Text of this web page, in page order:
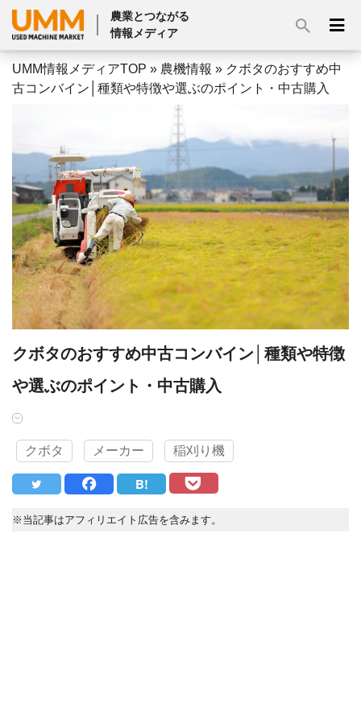
農業とつながる
情報メディア
UMM情報メディアTOP » 農機情報 » クボタのおすすめ中
古コンバイン│種類や特徴や選ぶのポイント・中古購入
クボタのおすすめ中古コンバイン│種類や特徴
や選ぶのポイント・中古購入
クボタ メーカー 稲刈り機
B!
※当記事はアフィリエイト広告を含みます。